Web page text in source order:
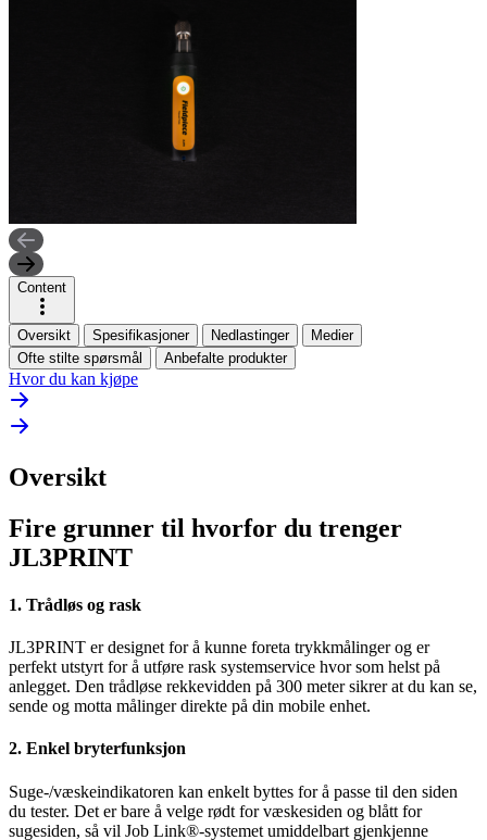
Content
Oversikt Spesifikasjoner Nedlastinger
Medier
Ofte stilte spørsmål
Anbefalte produkter
Hvor du kan kjøpe
Oversikt
Fire grunner til hvorfor du trenger
JL3PRINT
1. Trådløs og rask
JL3PRINT er designet for å kunne foreta trykkmålinger og er
perfekt utstyrt for å utføre rask systemservice hvor som helst på
anlegget. Den trådløse rekkevidden på 300 meter sikrer at du kan se,
sende og motta målinger direkte på din mobile enhet.
2. Enkel bryterfunksjon
Suge-/væskeindikatoren kan enkelt byttes for å passe til den siden
du tester. Det er bare å velge rødt for væskesiden og blått for
sugesiden, så vil Job Link®-systemet umiddelbart gjenkjenne